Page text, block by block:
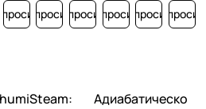
ЗапроситьЗапроситьЗапроситьЗапросить
Увлажнение
Адиабатическо